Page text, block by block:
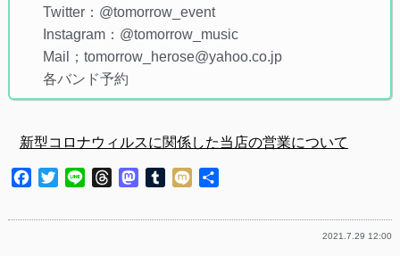
Twitter：@tomorrow_event
Instagram：@tomorrow_music
Mail；tomorrow_herose@yahoo.co.jp
各バンド予約
新型コロナウィルスに関係した当店の営業について
Facebook
TwitterLine ThreadsMastodon
Tumblr
Mixi
2021.7.29 12:00